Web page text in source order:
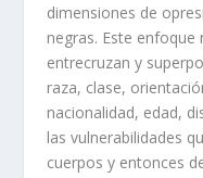
dimensiones de
negras. Este
entrecruzan y
raza, clase,
nacionalidad, edad,
las vulnerabilidades
cuerpos y entonces